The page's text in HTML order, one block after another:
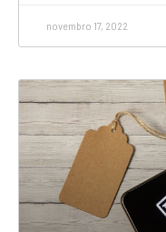
novembro 17, 2022